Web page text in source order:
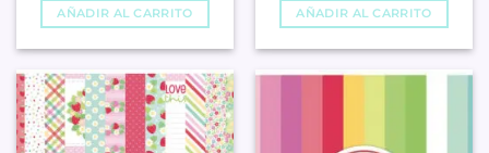
AÑADIR AL CARRITO AÑADIR AL CARRITO